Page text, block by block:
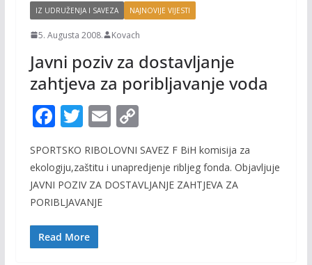
IZ UDRUŽENJA I SAVEZA NAJNOVIJE VIJESTI
5. Augusta 2008. Kovach
Javni poziv za dostavljanje
zahtjeva za poribljavanje voda
F
e
b
o
o
k
T
itt
er
E
ai
l
C
p
y
SPORTSKO RIBOLOVNI SAVEZ F BiH komisija za
ekologiju,zaštitu i unapredjenje ribljeg fonda. Objavljuje
JAVNI POZIV ZA DOSTAVLJANJE ZAHTJEVA ZA
PORIBLJAVANJE
Read More